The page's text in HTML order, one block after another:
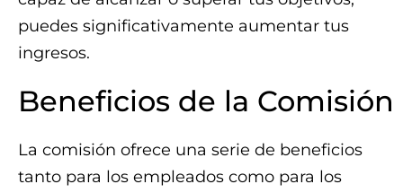
puedes significativamente aumentar tus
ingresos.
Beneficios de la Comisión
La comisión ofrece una serie de beneficios
tanto para los empleados como para los